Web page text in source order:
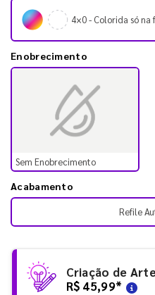
4×0 - Colorida só na
Enobrecimento
Sem Enobrecimento
Acabamento
Refile
Criação de
R$ 45,99*